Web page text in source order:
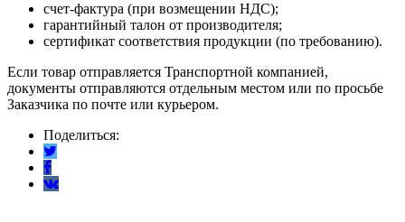
счет-фактура (при возмещении НДС);
гарантийный талон от производителя;
сертификат соответствия продукции (по требованию).
Если товар отправляется Транспортной компанией,
документы отправляются отдельным местом или по просьбе
Заказчика по почте или курьером.
Поделиться: